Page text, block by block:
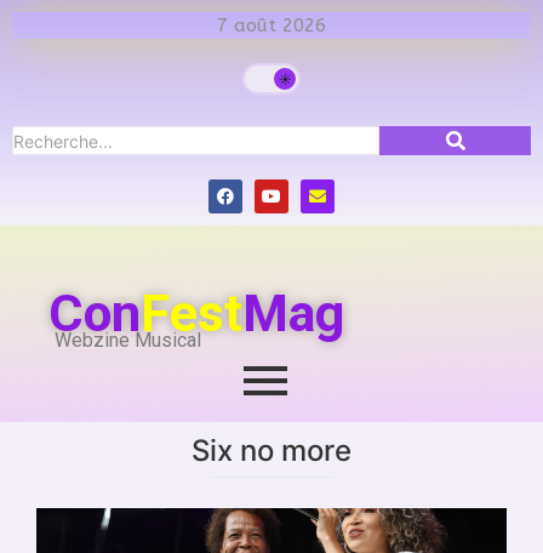
7 août 2026
ConFestMag
Webzine Musical
Six no more